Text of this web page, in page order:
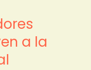
a la